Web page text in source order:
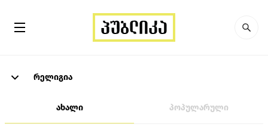
რელიგია
ახალი პოპულარული